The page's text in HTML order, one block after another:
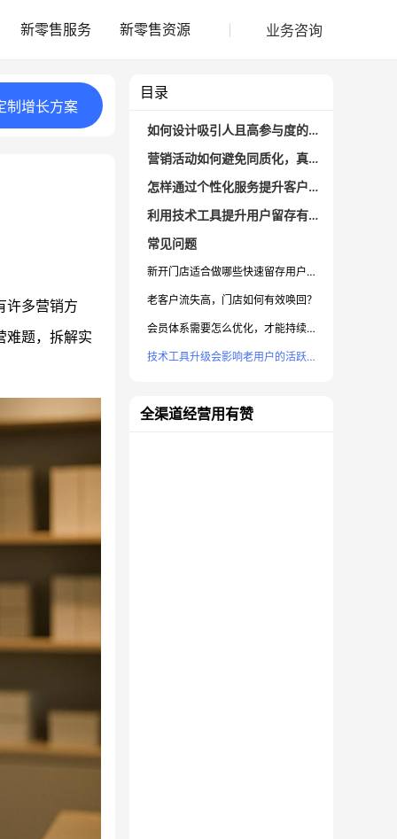
新零售服务 新零售资源 业务咨询
制 增长方案
许多营销方
难题，拆解实
目录
如何设计吸引人且高参与度的会员体系？
营销活动如何避免同质化，真正带动复购？
怎样通过个性化服务提升客户满意度与粘性？
利用技术工具提升用户留存有哪些路径？
常见问题
新开门店适合做哪些快速留存用户的活动？
老客户流失高，门店如何有效唤回？
会员体系需要怎么优化，才能持续提升复购率？
技术工具升级会影响老用户的活跃吗？
全渠道经营用有赞